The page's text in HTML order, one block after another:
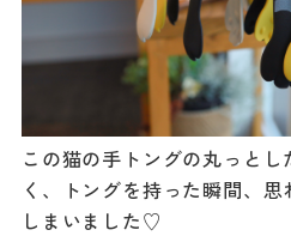
この猫の手トングの丸っと
く、トングを持った瞬間、
しまいました♡